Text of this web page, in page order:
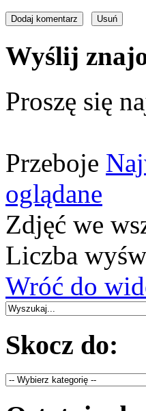
Wyślij
Proszę się
Przeboje
oglądane
Zdjęć we
Liczba
Wróć do
Skocz do: